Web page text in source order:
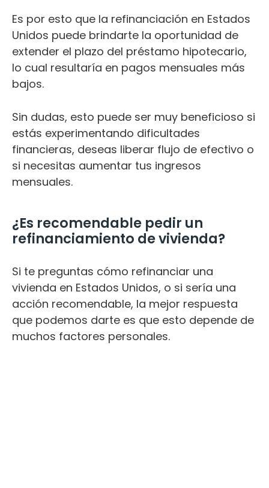
Es por esto que la refinanciación en Estados
Unidos puede brindarte la oportunidad de
extender el plazo del préstamo hipotecario,
lo cual resultaría en pagos mensuales más
bajos.
Sin dudas, esto puede ser muy beneficioso si
estás experimentando dificultades
financieras, deseas liberar flujo de efectivo o
si necesitas aumentar tus ingresos
mensuales.
¿Es recomendable pedir un
refinanciamiento de vivienda?
Si te preguntas cómo refinanciar una
vivienda en Estados Unidos, o si sería una
acción recomendable, la mejor respuesta
que podemos darte es que esto depende de
muchos factores personales.